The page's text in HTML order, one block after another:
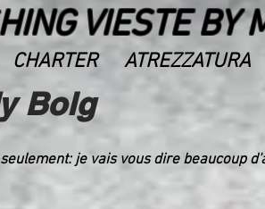
VIESTE BY
CHARTER ATREZZATURA
Bolg
je vais vous dire beaucoup